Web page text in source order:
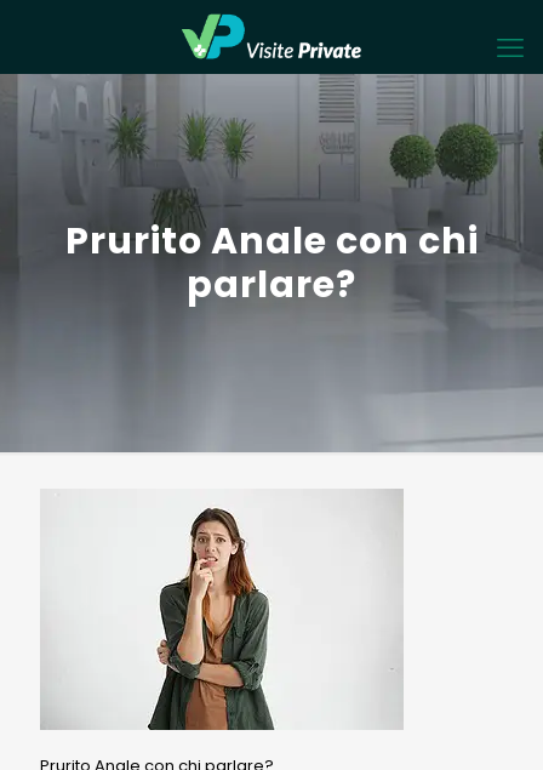
Prurito Anale con chi
parlare?